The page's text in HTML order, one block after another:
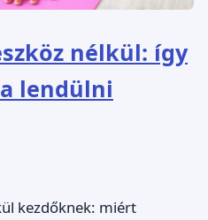
nélkül: így
lendülni
kezdőknek: miért